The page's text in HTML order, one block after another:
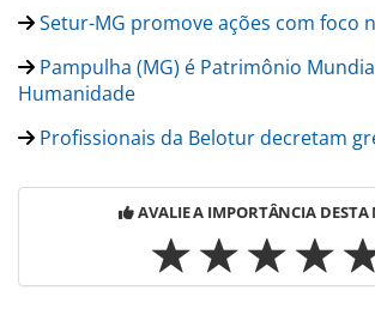
Setur-MG promove ações com foco
Pampulha (MG) é Patrimônio
Humanidade
Profissionais da Belotur decretam
AVALIE A IMPORTÂNCIA DESTA